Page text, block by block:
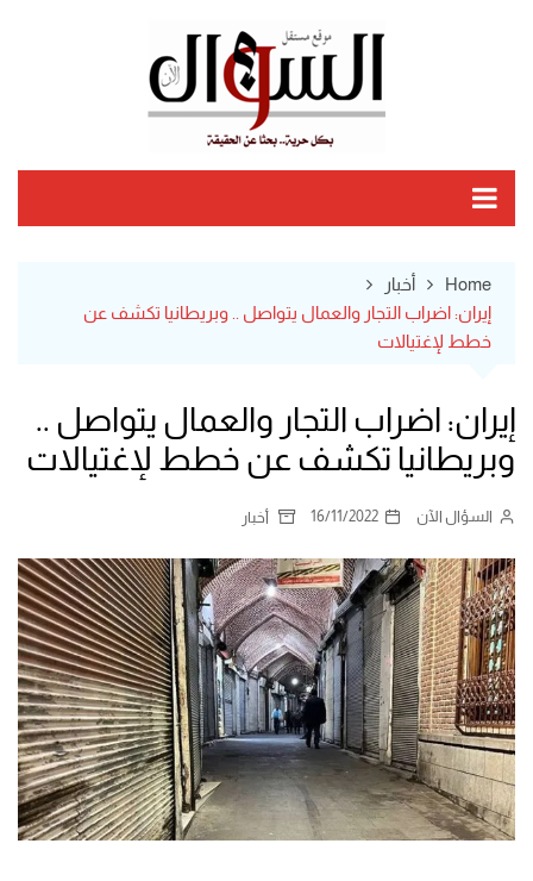
Home
أخبار
إيران: اضراب التجار والعمال يتواصل .. وبريطانيا تكشف عن
خطط لإغتيالات
إيران: اضراب التجار والعمال يتواصل ..
وبريطانيا تكشف عن خطط لإغتيالات
السؤال الآن 16/11/2022 أخبار